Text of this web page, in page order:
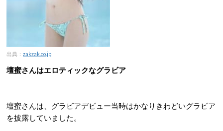
出典： zakzak.co.jp
壇蜜さんはエロティックなグラビア
壇蜜さんは、グラビアデビュー当時はかなりきわどいグラビア
を披露していました。